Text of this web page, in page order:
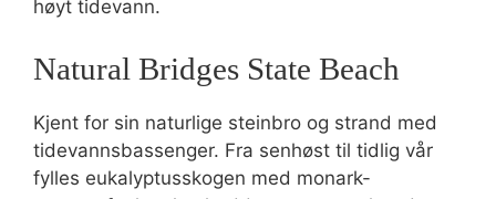
høyt tidevann.
Natural Bridges State Beach
Kjent for sin naturlige steinbro og strand med
tidevannsbassenger. Fra senhøst til tidlig vår
fylles eukalyptusskogen med monark-